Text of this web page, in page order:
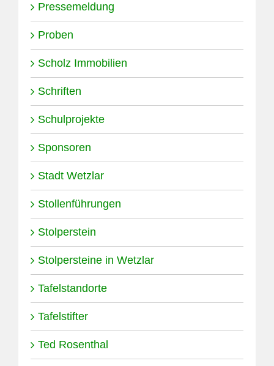
Pressemeldung
Proben
Scholz Immobilien
Schriften
Schulprojekte
Sponsoren
Stadt Wetzlar
Stollenführungen
Stolperstein
Stolpersteine in Wetzlar
Tafelstandorte
Tafelstifter
Ted Rosenthal